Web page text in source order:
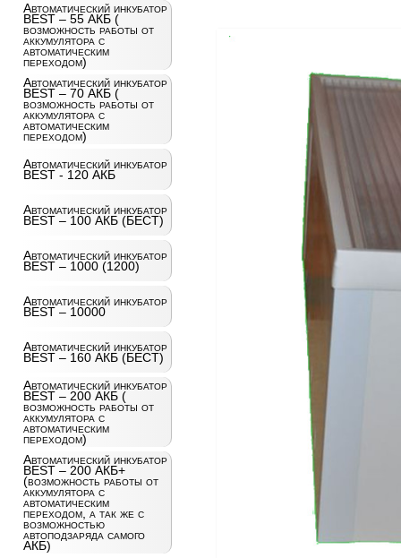
Автоматический инкубатор
BEST – 55 АКБ (
возможность работы от
аккумулятора с
автоматическим
переходом)
Автоматический инкубатор
BEST – 70 АКБ (
возможность работы от
аккумулятора с
автоматическим
переходом)
Автоматический инкубатор
BEST - 120 АКБ
Автоматический инкубатор
BEST – 100 АКБ (БЕСТ)
Автоматический инкубатор
BEST – 1000 (1200)
Автоматический инкубатор
BEST – 10000
Автоматический инкубатор
BEST – 160 АКБ (БЕСТ)
Автоматический инкубатор
BEST – 200 АКБ (
возможность работы от
аккумулятора с
автоматическим
переходом)
Автоматический инкубатор
BEST – 200 АКБ+
(возможность работы от
аккумулятора с
автоматическим
переходом, а так же с
возможностью
автоподзаряда самого
АКБ)